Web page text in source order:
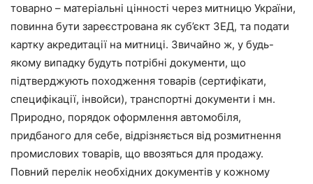
товарно – матеріальні цінності через митницю України,
повинна бути зареєстрована як суб’єкт ЗЕД, та подати
картку акредитації на митниці. Звичайно ж, у будь-
якому випадку будуть потрібні документи, що
підтверджують походження товарів (сертифікати,
специфікації, інвойси), транспортні документи і мн.
Природно, порядок оформлення автомобіля,
придбаного для себе, відрізняється від розмитнення
промислових товарів, що ввозяться для продажу.
Повний перелік необхідних документів у кожному